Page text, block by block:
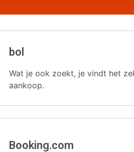
bol
Wat je ook zoekt, je vindt het
aankoop.
Booking.com